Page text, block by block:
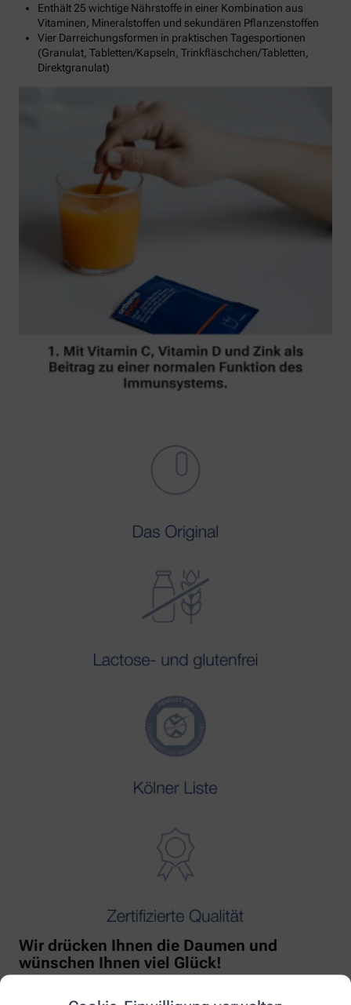
Enthält 25 wichtige Nährstoffe in einer Kombination aus
Vitaminen, Mineralstoffen und sekundären Pflanzenstoffen
Vier Darreichungsformen in praktischen Tagesportionen
(Granulat, Tabletten/Kapseln, Trinkfläschchen/Tabletten,
Direktgranulat)
Wir drücken Ihnen die Daumen und
wünschen Ihnen viel Glück!